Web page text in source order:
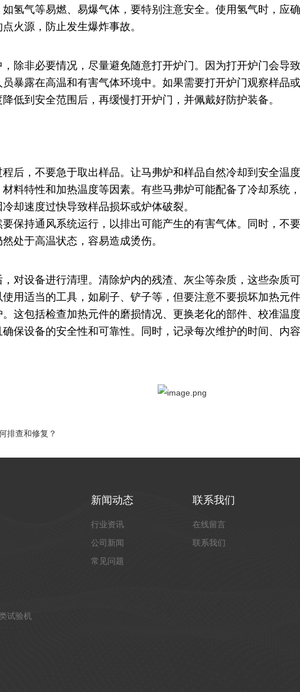
氢气等易燃、易爆气体，要特别注意安全。使用氢气时，应
火源，防止发生爆炸事故。
除非必要情况，尽量避免随意打开炉门。因为打开炉门会导
员暴露在高温和有害气体环境中。如果需要打开炉门观察样品
低到安全范围后，再缓慢打开炉门，并佩戴好防护装备。
后，不要急于取出样品。让马弗炉和样品自然冷却到安全温
料特性和加热温度等因素。有些马弗炉可能配备了冷却系统
却速度过快导致样品损坏或炉体破裂。
保持通风系统运行，以排出可能产生的有害气体。同时，不
处于高温状态，容易造成烫伤。
对设备进行清理。清除炉内的残渣、灰尘等杂质，这些杂质
用适当的工具，如刷子、铲子等，但要注意不要损坏加热元件
这包括检查加热元件的磨损情况、更换老化的部件、校准温
保设备的安全性和可靠性。同时，记录每次维护的时间、内
排查和修复？
试验机
新闻动态
行业资讯
公司新闻
常见问题
联系我们
在线留言
联系我们